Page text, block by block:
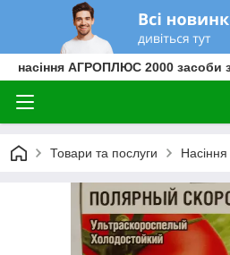
насіння АГРОПЛЮС 2000 засоби
Товари та послуги Насіння